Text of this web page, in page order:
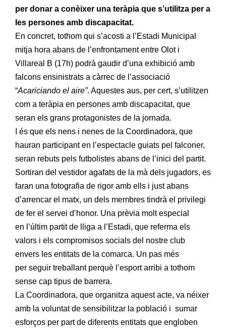
per donar a conèixer una teràpia que s’utilitza per a
les persones amb discapacitat.
En concret, tothom qui s’acosti a l’Estadi Municipal
mitja hora abans de l’enfrontament entre Olot i
Villareal B (17h) podrà gaudir d’una exhibició amb
falcons ensinistrats a càrrec de l’associació
“Acariciando el aire”. Aquestes aus, per cert, s’utilitzen
com a teràpia en persones amb discapacitat, que
seran els grans protagonistes de la jornada.
I és que els nens i nenes de la Coordinadora, que
hauran participant en l’espectacle guiats pel falconer,
seran rebuts pels futbolistes abans de l’inici del partit.
Sortiran del vestidor agafats de la mà dels jugadors, es
faran una fotografia de rigor amb ells i just abans
d’arrencar el matx, un dels membres tindrà el privilegi
de fer el servei d’honor. Una prèvia molt especial
en l’últim partit de lliga a l’Estadi, que referma els
valors i els compromisos socials del nostre club
envers les entitats de la comarca. Un pas més
per seguir treballant perquè l’esport arribi a tothom
sense cap tipus de barrera.
La Coordinadora, que organitza aquest acte, va néixer
amb la voluntat de sensibilitzar la població i sumar
esforços per part de diferents entitats que engloben